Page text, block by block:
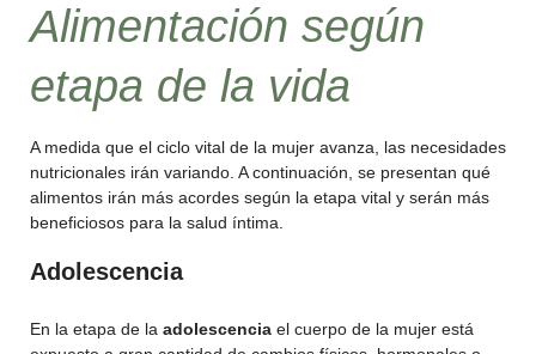
Alimentación según
etapa de la vida
A medida que el ciclo vital de la mujer avanza, las necesidades
nutricionales irán variando. A continuación, se presentan qué
alimentos irán más acordes según la etapa vital y serán más
beneficiosos para la salud íntima.
Adolescencia
En la etapa de la adolescencia el cuerpo de la mujer está